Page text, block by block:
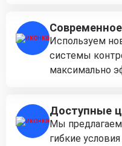
Используем
системы
максимально
Доступные
Мы
гибкие